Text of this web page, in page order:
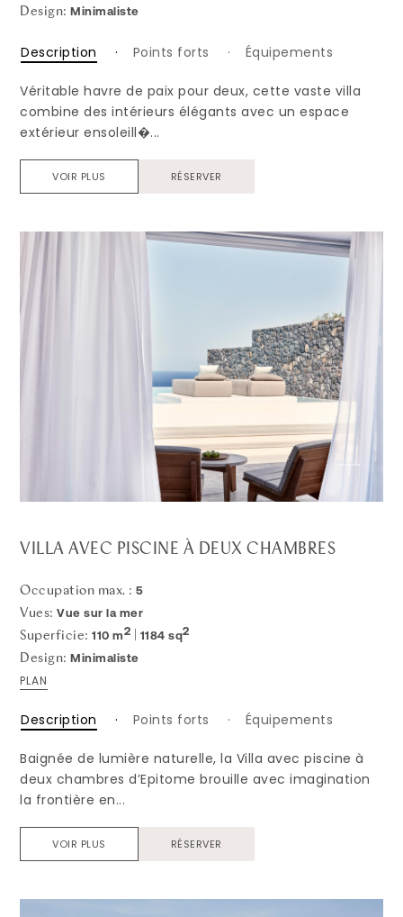
Description Points forts Équipements
Véritable havre de paix pour deux, cette vaste villa
combine des intérieurs élégants avec un espace
extérieur ensoleill�...
VOIR PLUS RÉSERVER
Design:Minimaliste
VILLA AVEC PISCINE À DEUX CHAMBRES
Description Points forts Équipements
Baignée de lumière naturelle, la Villa avec piscine à
deux chambres d’Epitome brouille avec imagination
la frontière en...
VOIR PLUS RÉSERVER
Occupation max. :5
Vues:Vue sur la mer
Superficie:110 m2 1184 sq2
Design:Minimaliste
PLAN